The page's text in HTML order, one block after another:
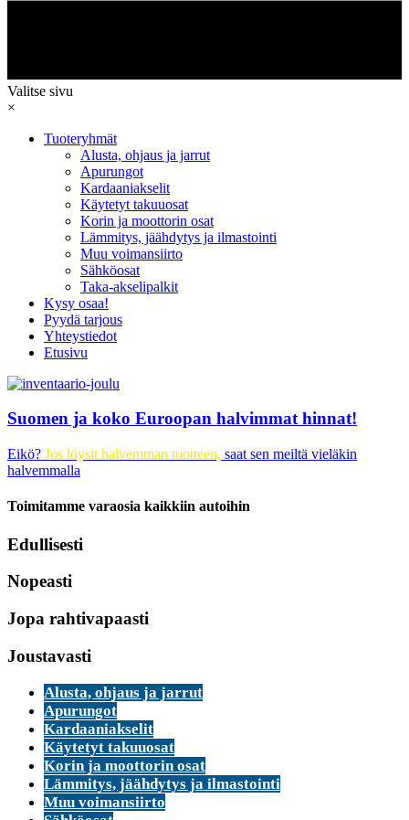
Valitse sivu
×
Tuoteryhmät
Alusta, ohjaus ja jarrut
Apurungot
Kardaaniakselit
Käytetyt takuuosat
Korin ja moottorin osat
Lämmitys, jäähdytys ja ilmastointi
Muu voimansiirto
Sähköosat
Taka-akselipalkit
Kysy osaa!
Pyydä tarjous
Yhteystiedot
Etusivu
Suomen ja koko Euroopan halvimmat hinnat!
Eikö? Jos löysit halvemman tuotteen, saat sen meiltä vieläkin
halvemmalla
Toimitamme varaosia kaikkiin autoihin
Edullisesti
Nopeasti
Jopa rahtivapaasti
Joustavasti
Alusta, ohjaus ja jarrut
Apurungot
Kardaaniakselit
Käytetyt takuuosat
Korin ja moottorin osat
Lämmitys, jäähdytys ja ilmastointi
Muu voimansiirto